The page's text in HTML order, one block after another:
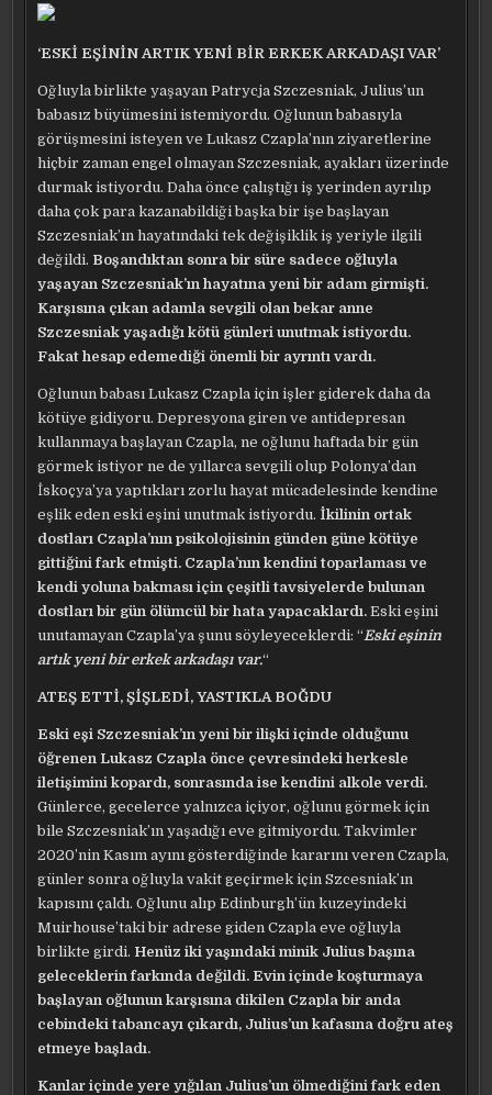
‘ESKİ EŞİNİN ARTIK YENİ BİR ERKEK ARKADAŞI VAR’
Oğluyla birlikte yaşayan Patrycja Szczesniak, Julius’un
babasız büyümesini istemiyordu. Oğlunun babasıyla
görüşmesini isteyen ve Lukasz Czapla’nın ziyaretlerine
hiçbir zaman engel olmayan Szczesniak, ayakları üzerinde
durmak istiyordu. Daha önce çalıştığı iş yerinden ayrılıp
daha çok para kazanabildiği başka bir işe başlayan
Szczesniak’ın hayatındaki tek değişiklik iş yeriyle ilgili
değildi. Boşandıktan sonra bir süre sadece oğluyla
yaşayan Szczesniak’ın hayatına yeni bir adam girmişti.
Karşısına çıkan adamla sevgili olan bekar anne
Szczesniak yaşadığı kötü günleri unutmak istiyordu.
Fakat hesap edemediği önemli bir ayrıntı vardı.
Oğlunun babası Lukasz Czapla için işler giderek daha da
kötüye gidiyoru. Depresyona giren ve antidepresan
kullanmaya başlayan Czapla, ne oğlunu haftada bir gün
görmek istiyor ne de yıllarca sevgili olup Polonya’dan
İskoçya’ya yaptıkları zorlu hayat mücadelesinde kendine
eşlik eden eski eşini unutmak istiyordu. İkilinin ortak
dostları Czapla’nın psikolojisinin günden güne kötüye
gittiğini fark etmişti. Czapla’nın kendini toparlaması ve
kendi yoluna bakması için çeşitli tavsiyelerde bulunan
dostları bir gün ölümcül bir hata yapacaklardı. Eski eşini
unutamayan Czapla’ya şunu söyleyeceklerdi: “Eski eşinin
artık yeni bir erkek arkadaşı var.“
ATEŞ ETTİ, ŞİŞLEDİ, YASTIKLA BOĞDU
Eski eşi Szczesniak’ın yeni bir ilişki içinde olduğunu
öğrenen Lukasz Czapla önce çevresindeki herkesle
iletişimini kopardı, sonrasında ise kendini alkole verdi.
Günlerce, gecelerce yalnızca içiyor, oğlunu görmek için
bile Szczesniak’ın yaşadığı eve gitmiyordu. Takvimler
2020’nin Kasım ayını gösterdiğinde kararını veren Czapla,
günler sonra oğluyla vakit geçirmek için Szcesniak’ın
kapısını çaldı. Oğlunu alıp Edinburgh’ün kuzeyindeki
Muirhouse’taki bir adrese giden Czapla eve oğluyla
birlikte girdi. Henüz iki yaşındaki minik Julius başına
geleceklerin farkında değildi. Evin içinde koşturmaya
başlayan oğlunun karşısına dikilen Czapla bir anda
cebindeki tabancayı çıkardı, Julius’un kafasına doğru ateş
etmeye başladı.
Kanlar içinde yere yığılan Julius’un ölmediğini fark eden